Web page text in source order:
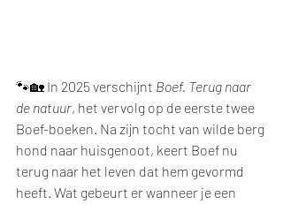
🐾🏡 In 2025 verschijnt Boef. Terug naar
de natuur, het vervolg op de eerste twee
Boef-boeken. Na zijn tocht van wilde berg
hond naar huisgenoot, keert Boef nu
terug naar het leven dat hem gevormd
heeft. Wat gebeurt er wanneer je een